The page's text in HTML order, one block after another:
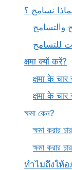
نسامح ؟
والتسامح
للتسامح
क्षमा क्यों करें?
क्षमा के
क्षमा के
ক্ষমা কেন?
ক্ষমা করার
ক্ষমা করার
ทำไมถึงให้อ